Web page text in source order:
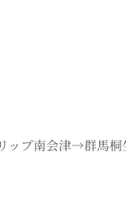
津→群馬桐生→